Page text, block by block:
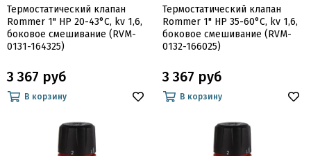
Термостатический клапан
Rommer 1" НР 20-43°С, kv 1,6,
боковое смешивание (RVM-
0131-164325)
3 367 руб
В корзину
Термостатический клапан
Rommer 1" НР 35-60°С, kv 1,6,
боковое смешивание (RVM-
0132-166025)
3 367 руб
В корзину